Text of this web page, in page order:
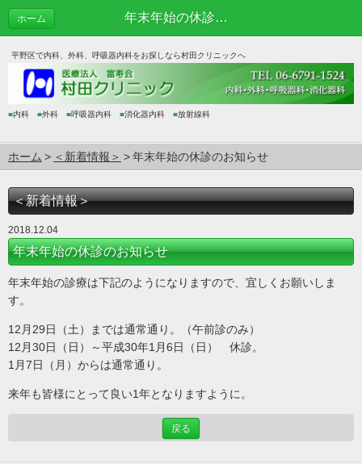
年末年始の休診のお知らせ | ＜新着情報＞
ホーム
平野区で内科、外科、呼吸器内科をお探しなら村田クリニックへ
■内科 ■外科 ■呼吸器内科 ■消化器内科 ■放射線科
ホーム ＜新着情報＞ 年末年始の休診のお知らせ
＜新着情報＞
2018.12.04
年末年始の休診のお知らせ
年末年始の診療は下記のようになりますので、宜しくお願いしま
す。
12月29日（土）までは通常通り。（午前診のみ）
12月30日（日）～平成30年1月6日（日） 休診。
1月7日（月）からは通常通り。
来年も皆様にとって良い1年となりますように。
戻る